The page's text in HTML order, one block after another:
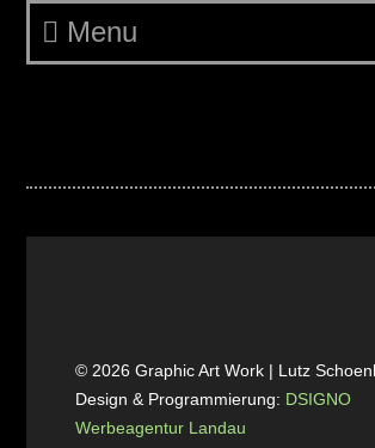
Menu
© 2026 Graphic Art Work | Lutz
Design & Programmierung: DSIGNO
Werbeagentur Landau